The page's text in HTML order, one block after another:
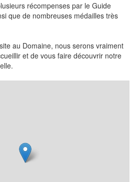
récompenses par le Guide
que de nombreuses médailles très
au Domaine, nous serons vraiment
et de vous faire découvrir notre